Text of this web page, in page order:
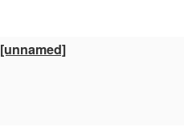
[unnamed]